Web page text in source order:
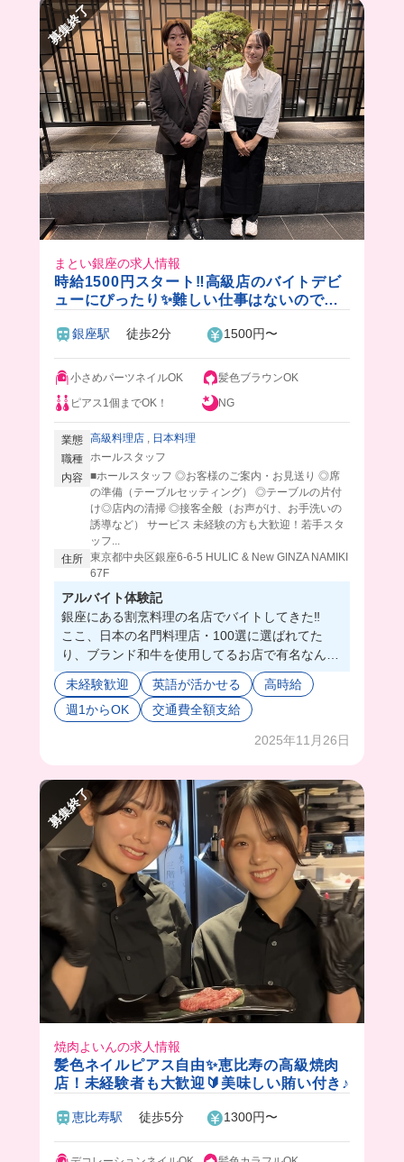
募集終了
まとい銀座の求人情報
時給1500円スタート‼️高級店のバイトデビ
ューにぴったり✨難しい仕事はないので、
もピッタリです！外国語も活かせます✨
銀座駅 徒歩2分 1500円〜
小さめパーツネイルOK
髪色ブラウンOK
ピアス1個までOK！
NG
業態 高級料理店 , 日本料理
職種 ホールスタッフ
内容 ■ホールスタッフ ◎お客様のご案内・お見送り ◎席
の準備（テーブルセッティング） ◎テーブルの片付
け◎店内の清掃 ◎接客全般（お声がけ、お手洗いの
誘導など） サービス 未経験の方も大歓迎！若手スタ
ッフ...
住所 東京都中央区銀座6-6-5 HULIC & New GINZA NAMIKI
67F
アルバイト体験記
銀座にある割烹料理の名店でバイトしてきた‼️
ここ、日本の名門料理店・100選に選ばれてた
り、ブランド和牛を使用してるお店で有名なんだ
って❣️🤤
店内も高級感あふれる感じで、コースのお客様が
ほとんどだから、落ち着いて接客ができそう🥺
から、初心者さんでも安心して高級店デビューが
まかないは日替わりなんだけど、今回は絶品の丼
が食べれちゃった🤭
みんなも応募してみてね❗️🥰
未経験歓迎 英語が活かせる
高時給
週1からOK
交通費全額支給
2025年11月26日
募集終了
焼肉よいんの求人情報
髪色ネイルピアス自由✨恵比寿の高級焼肉
店！未経験者も大歓迎🔰美味しい賄い付き♪
恵比寿駅 徒歩5分 1300円〜